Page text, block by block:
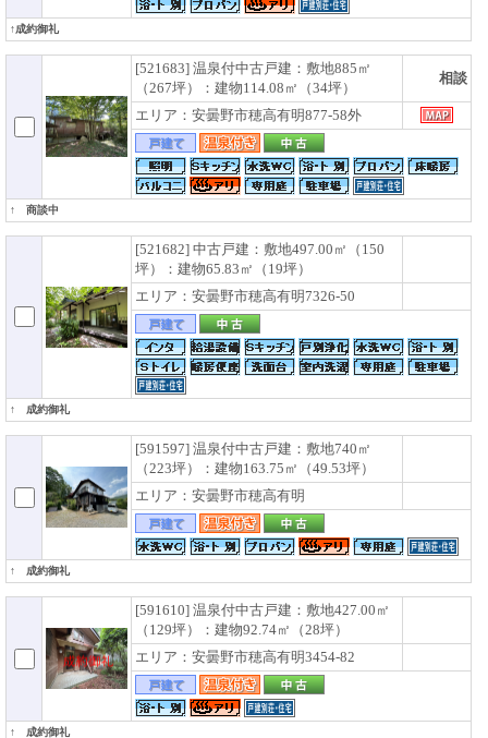
↑成約御礼
[521683] 温泉付中古戸建：敷地885㎡
（267坪）：建物114.08㎡（34坪）
相談
エリア：安曇野市穂高有明877-58外
↑ 商談中
[521682] 中古戸建：敷地497.00㎡（150
坪）：建物65.83㎡（19坪）
エリア：安曇野市穂高有明7326-50
↑ 成約御礼
[591597] 温泉付中古戸建：敷地740㎡
（223坪）：建物163.75㎡（49.53坪）
エリア：安曇野市穂高有明
↑ 成約御礼
[591610] 温泉付中古戸建：敷地427.00㎡
（129坪）：建物92.74㎡（28坪）
エリア：安曇野市穂高有明3454-82
↑ 成約御礼